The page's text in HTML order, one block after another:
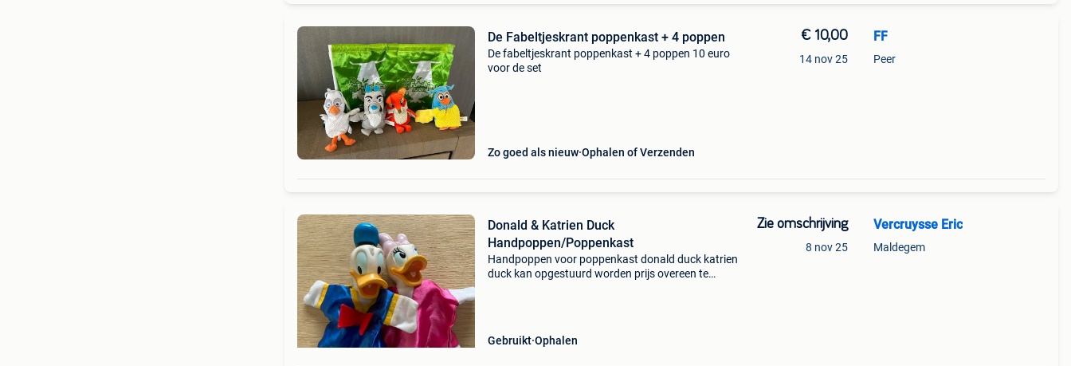
De Fabeltjeskrant poppenkast + 4 poppen
De fabeltjeskrant poppenkast + 4 poppen 10 euro
voor de set
Zo goed als nieuw Ophalen of Verzenden
€ 10,00
14 nov 25
FF
Peer
Donald & Katrien Duck
Handpoppen/Poppenkast
Handpoppen voor poppenkast donald duck katrien
duck kan opgestuurd worden prijs overeen te
Gebruikt Ophalen
Zie omschrijving
8 nov 25
Vercruysse Eric
Maldegem